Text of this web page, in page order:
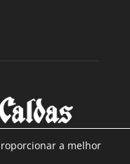
a melhor